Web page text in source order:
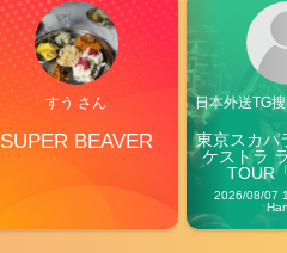
すう さん
SUPER BEAVER
日本外送TG
東京スカパ
ケストラ
TOUR
2026/08/07